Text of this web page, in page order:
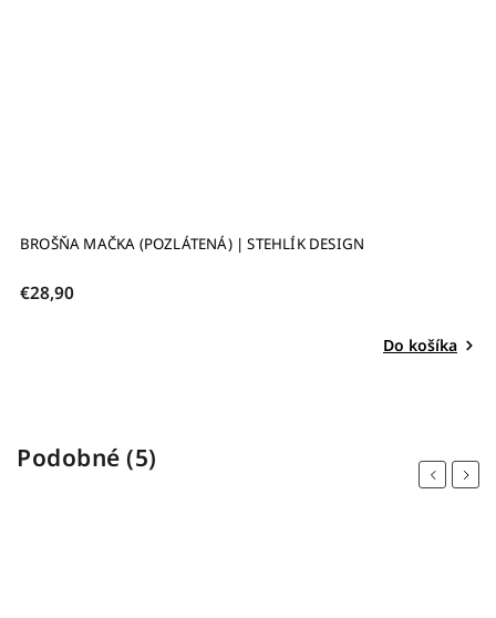
BROŠŇA MAČKA (POZLÁTENÁ) | STEHLÍK DESIGN
€28,90
Do košíka
Podobné (5)
Previous
Next